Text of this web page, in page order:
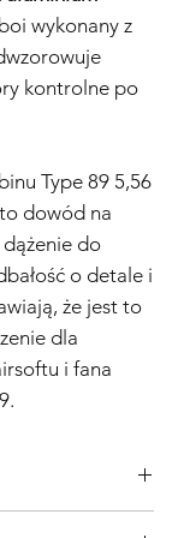
wykonany z
kontrolne po
Type 89 5,56
dowód na
do
o detale i
że jest to
dla
i fana